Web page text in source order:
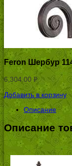
Feron Шербур
6,304.00 Р
УБ.
Добавить в корзину
Описание
Описание